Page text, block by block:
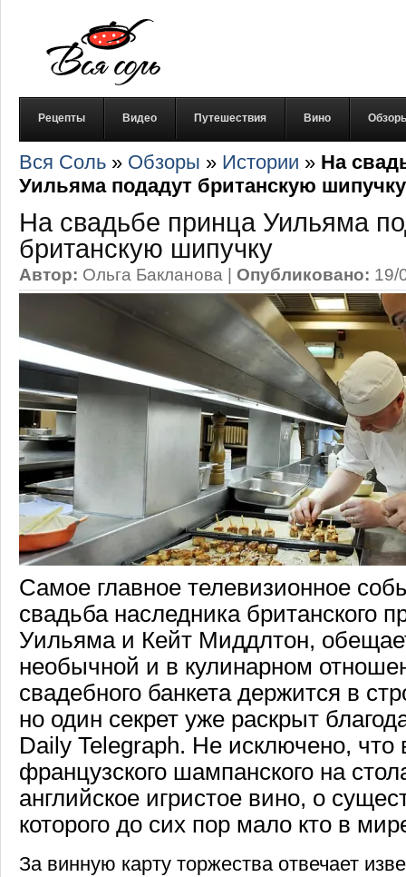
Рецепты Видео Путешествия Вино
Вся Соль » Обзоры » Истории » На
Уильяма подадут британскую шипучку
На свадьбе принца Уильяма
британскую шипучку
Автор: Ольга Бакланова | Опубликовано: 19/
Самое главное телевизионное
свадьба наследника британского
Уильяма и Кейт Миддлтон,
необычной и в кулинарном
свадебного банкета держится в
но один секрет уже раскрыт
Daily Telegraph. Не исключено, что
французского шампанского на
английское игристое вино, о
которого до сих пор мало кто в
За винную карту торжества отвечает